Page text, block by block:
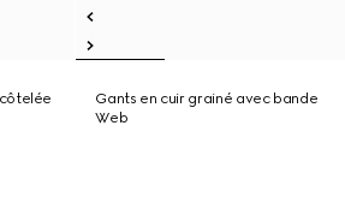
Gants en cuir grainé avec bande
Web